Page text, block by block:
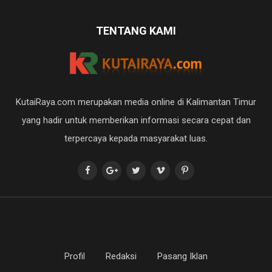
TENTANG KAMI
KutaiRaya.com merupakan media online di Kalimantan Timur
yang hadir untuk memberikan informasi secara cepat dan
terpercaya kepada masyarakat luas.
Profil Redaksi Pasang Iklan